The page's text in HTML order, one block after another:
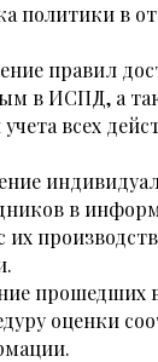
политики в
правил
в ИСПД, а
всех
в
их
прошедших
оценки